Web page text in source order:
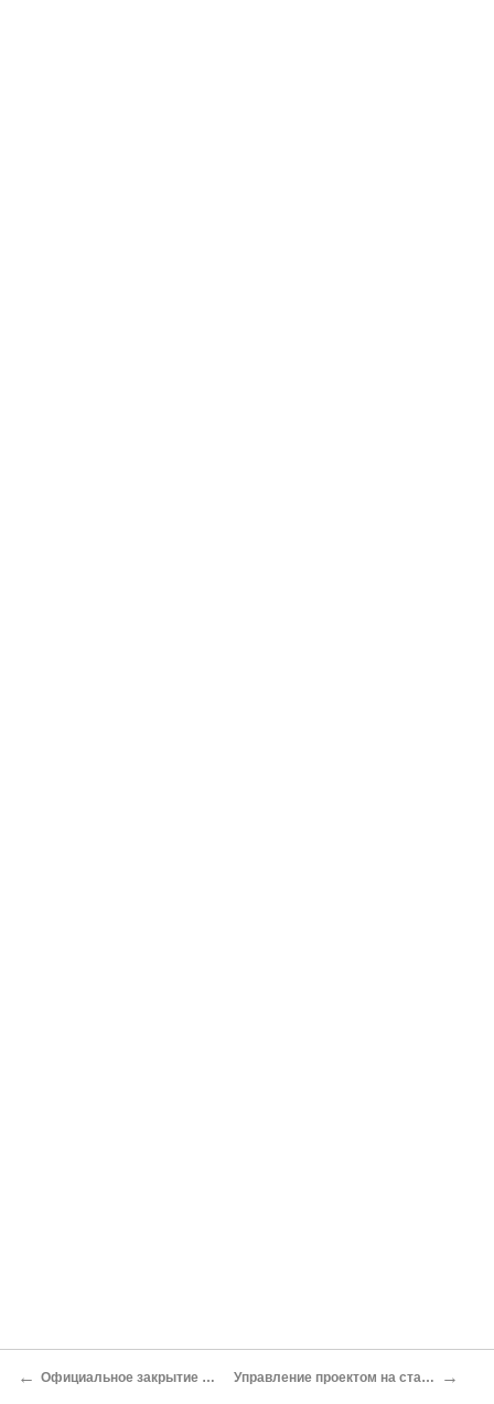
← Официальное закрытие этапа базовой конфигурации Управление проектом на стадии окончательной подготовки →